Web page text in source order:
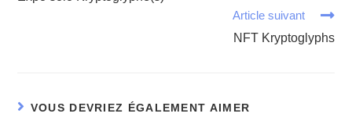
Article suivant
NFT Kryptoglyphs
VOUS DEVRIEZ ÉGALEMENT AIMER